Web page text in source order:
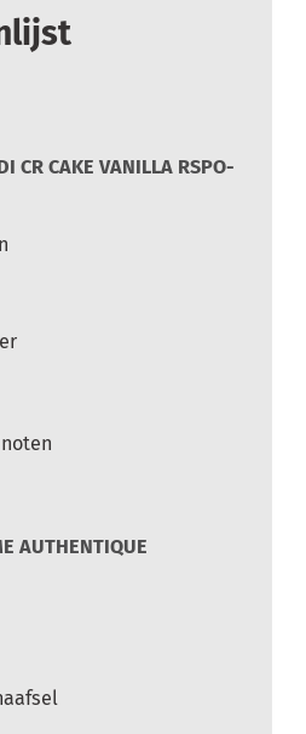
CR CAKE VANILLA RSPO-
AUTHENTIQUE